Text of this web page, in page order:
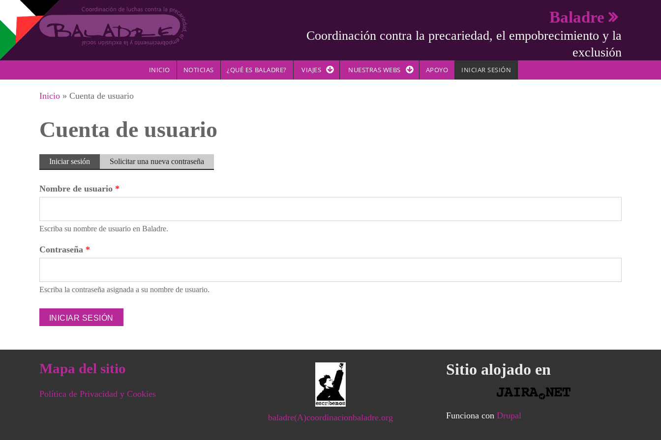
Pasar al contenido principal
Baladre
Coordinación contra la precariedad, el empobrecimiento y la
exclusión
INICIO NOTICIAS ¿QUÉ ES BALADRE? VIAJES NUESTRAS WEBS APOYO INICIAR SESIÓN
Se encuentra usted aquí
Inicio » Cuenta de usuario
Cuenta de usuario
Solapas principales
Iniciar sesión (solapaSolicitar una nueva contraseña
Nombre de usuario *
Escriba su nombre de usuario en Baladre.
Contraseña *
Escriba la contraseña asignada a su nombre de usuario.
Mapa del sitio
Política de Privacidad y Cookies
baladre(A)coordinacionbaladre.org
Sitio alojado en
Funciona con Drupal